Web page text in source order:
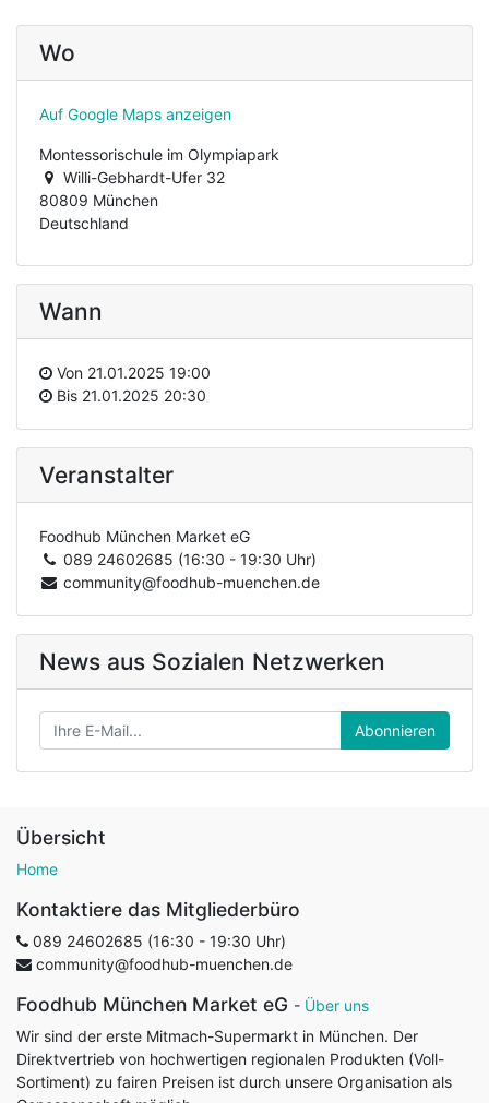
Wo
Auf Google Maps anzeigen
Montessorischule im Olympiapark
Willi-Gebhardt-Ufer 32
80809 München
Deutschland
Wann
Von 21.01.2025 19:00
Bis 21.01.2025 20:30
Veranstalter
Foodhub München Market eG
089 24602685 (16:30 - 19:30 Uhr)
community@foodhub-muenchen.de
News aus Sozialen Netzwerken
Abonnieren
Übersicht
Home
Kontaktiere das Mitgliederbüro
089 24602685 (16:30 - 19:30 Uhr)
community@foodhub-muenchen.de
Foodhub München Market eG - Über uns
Wir sind der erste Mitmach-Supermarkt in München. Der
Direktvertrieb von hochwertigen regionalen Produkten (Voll-
Sortiment) zu fairen Preisen ist durch unsere Organisation als